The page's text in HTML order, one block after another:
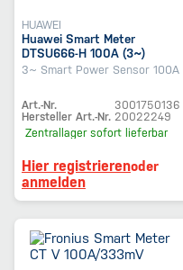
HUAWEI
Huawei Smart Meter
DTSU666-H 100A (3~)
3~ Smart Power Sensor 100A
Art.-Nr.
3001750136
Hersteller Art.-Nr. 20022249
Zentrallager sofort lieferbar
Hier registrierenoder
anmelden